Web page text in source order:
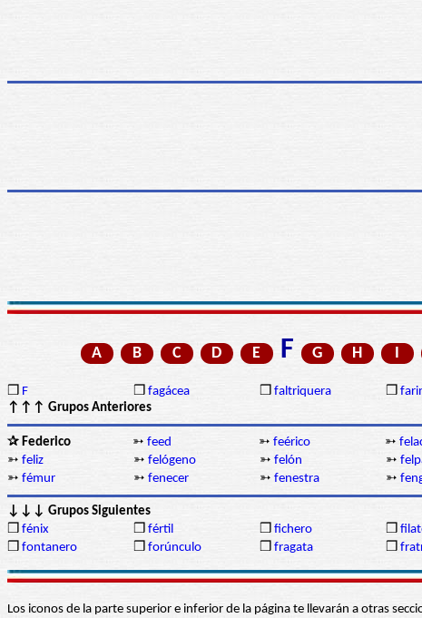
A B C D E F G H I
❒ F ❒ fagácea ❒ faltriquera ❒
↑↑↑ Grupos Anteriores
✰ Federico ➳ feed ➳ feérico ➳
➳ feliz ➳ felógeno ➳ felón ➳
➳ fémur ➳ fenecer ➳ fenestra ➳
↓↓↓ Grupos Siguientes
❒ fénix ❒ fértil ❒ fichero ❒
❒ fontanero ❒ forúnculo ❒ fragata ❒
Los iconos de la parte superior e inferior de la página te llevarán a otras